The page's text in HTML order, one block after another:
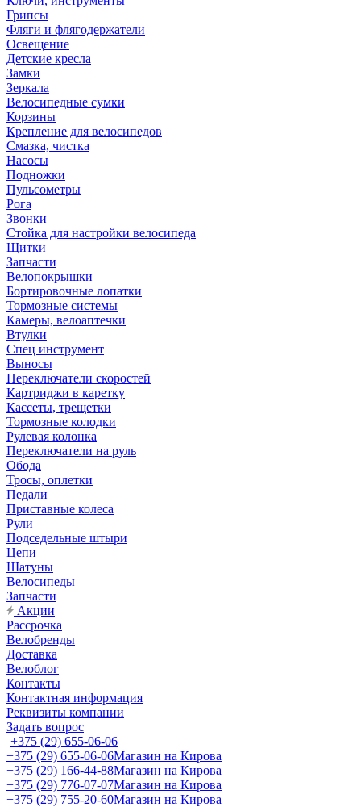
Грипсы
Фляги и флягодержатели
Освещение
Детские кресла
Замки
Зеркала
Велосипедные сумки
Корзины
Крепление для велосипедов
Смазка, чистка
Насосы
Подножки
Пульсометры
Рога
Звонки
Стойка для настройки велосипеда
Щитки
Запчасти
Велопокрышки
Бортировочные лопатки
Тормозные системы
Камеры, велоаптечки
Втулки
Спец инструмент
Выносы
Переключатели скоростей
Картриджи в каретку
Кассеты, трещетки
Тормозные колодки
Рулевая колонка
Переключатели на руль
Обода
Тросы, оплетки
Педали
Приставные колеса
Рули
Подседельные штыри
Цепи
Шатуны
Велосипеды
Запчасти
Акции
Рассрочка
Велобренды
Доставка
Велоблог
Контакты
Контактная информация
Реквизиты компании
Задать вопрос
+375 (29) 655-06-06
+375 (29) 655-06-06Магазин на Кирова
+375 (29) 166-44-88Магазин на Кирова
+375 (29) 776-07-07Магазин на Кирова
+375 (29) 755-20-60Магазин на Кирова